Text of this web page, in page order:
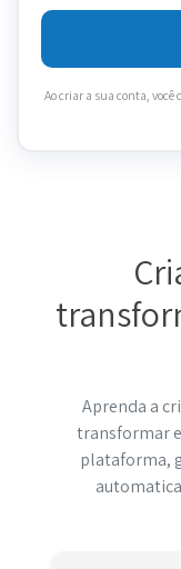
Ao criar a sua conta, você
Aprenda a
transformar
plataforma,